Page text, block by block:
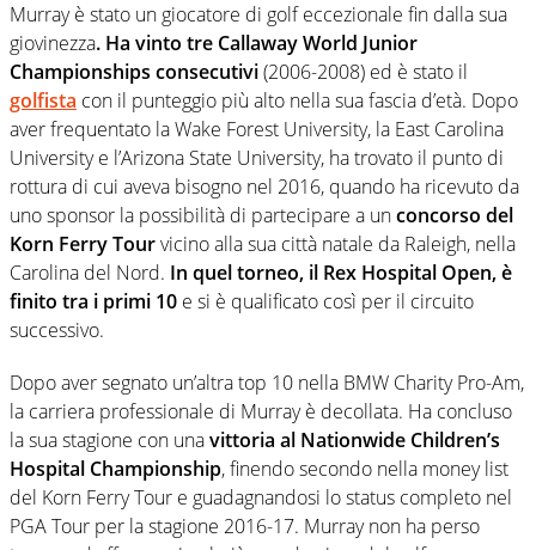
Murray è stato un giocatore di golf eccezionale fin dalla sua
giovinezza. Ha vinto tre Callaway World Junior
Championships consecutivi(2006-2008) ed è stato il
golfista con il punteggio più alto nella sua fascia d’età. Dopo
aver frequentato la Wake Forest University, la East Carolina
University e l’Arizona State University, ha trovato il punto di
rottura di cui aveva bisogno nel 2016, quando ha ricevuto da
uno sponsor la possibilità di partecipare a unconcorso del
Korn Ferry Tourvicino alla sua città natale da Raleigh, nella
Carolina del Nord. In quel torneo, il Rex Hospital Open, è
finito tra i primi 10 e si è qualificato così per il circuito
successivo.
Dopo aver segnato un’altra top 10 nella BMW Charity Pro-Am,
la carriera professionale di Murray è decollata. Ha concluso
la sua stagione con unavittoria al Nationwide Children’s
Hospital Championship, finendo secondo nella money list
del Korn Ferry Tour e guadagnandosi lo status completo nel
PGA Tour per la stagione 2016-17. Murray non ha perso